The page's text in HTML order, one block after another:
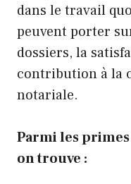
dans le travail
peuvent porter
dossiers, la
contribution à la
notariale.
Parmi les
on trouve :